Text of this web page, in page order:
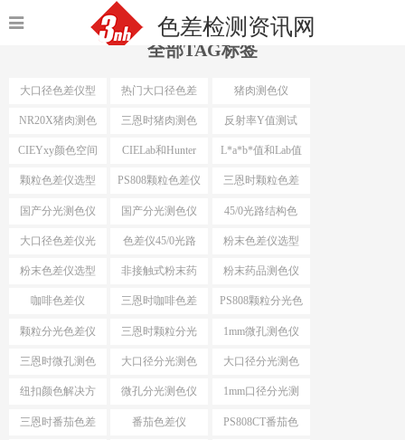
色差检测资讯网
全部TAG标签
大口径色差仪型
号
热门大口径色差
仪选型
猪肉测色仪
NR20X猪肉测色
仪
三恩时猪肉测色
仪
反射率Y值测试
CIEYxy颜色空间 CIELab和Hunter
Lab
L*a*b*值和Lab值
颗粒色差仪选型 PS808颗粒色差仪 三恩时颗粒色差
仪
国产分光测色仪 国产分光测色仪
最小口径
45/0光路结构色
差仪
大口径色差仪光
路结构
色差仪45/0光路
结构
粉末色差仪选型
粉末色差仪选型
依据
非接触式粉末药
品测色仪
粉末药品测色仪
咖啡色差仪 三恩时咖啡色差
仪
PS808颗粒分光色
差仪
颗粒分光色差仪 三恩时颗粒分光
色差仪
1mm微孔测色仪
三恩时微孔测色
仪
大口径分光测色
仪选型推荐
大口径分光测色
仪选型
纽扣颜色解决方
案
微孔分光测色仪 1mm口径分光测
色仪
三恩时番茄色差 番茄色差仪 PS808CT番茄色